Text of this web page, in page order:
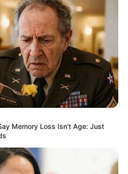
Memory Loss Isn't Age: Just